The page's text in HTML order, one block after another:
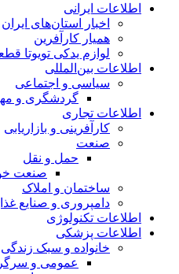
اطلاعات‌ ‎ایرانی
اخبار استان‌های ایران
همیار کارآفرین
لوازم یدکی تویوتا
اطلاعات بین‌المللی
سیاسی و اجتماعی
گردشگری و
اطلاعات تجاری
کارآفرینی و بازاریابی
صنعت
حمل و نقل
صنعت
ساختمان و املاک
دامپروری و صنایع
اطلاعات تکنولوژی
اطلاعات پزشکی
خانواده و سبک زندگی
عمومی و